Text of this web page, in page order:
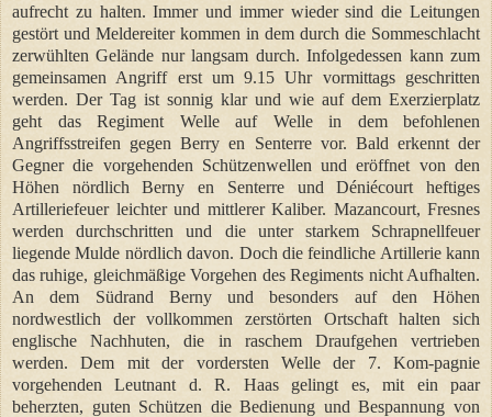
aufrecht zu halten. Immer und immer wieder sind die Leitungen
gestört und Meldereiter kommen in dem durch die Sommeschlacht
zerwühlten Gelände nur langsam durch. Infolgedessen kann zum
gemeinsamen Angriff erst um 9.15 Uhr vormittags geschritten
werden. Der Tag ist sonnig klar und wie auf dem Exerzierplatz
geht das Regiment Welle auf Welle in dem befohlenen
Angriffsstreifen gegen Berry en Senterre vor. Bald erkennt der
Gegner die vorgehenden Schützenwellen und eröffnet von den
Höhen nördlich Berny en Senterre und Déniécourt heftiges
Artilleriefeuer leichter und mittlerer Kaliber. Mazancourt, Fresnes
werden durchschritten und die unter starkem Schrapnellfeuer
liegende Mulde nördlich davon. Doch die feindliche Artillerie kann
das ruhige, gleichmäßige Vorgehen des Regiments nicht Aufhalten.
An dem Südrand Berny und besonders auf den Höhen
nordwestlich der vollkommen zerstörten Ortschaft halten sich
englische Nachhuten, die in raschem Draufgehen vertrieben
werden. Dem mit der vordersten Welle der 7. Kom-pagnie
vorgehenden Leutnant d. R. Haas gelingt es, mit ein paar
beherzten, guten Schützen die Bedienung und Bespannung von